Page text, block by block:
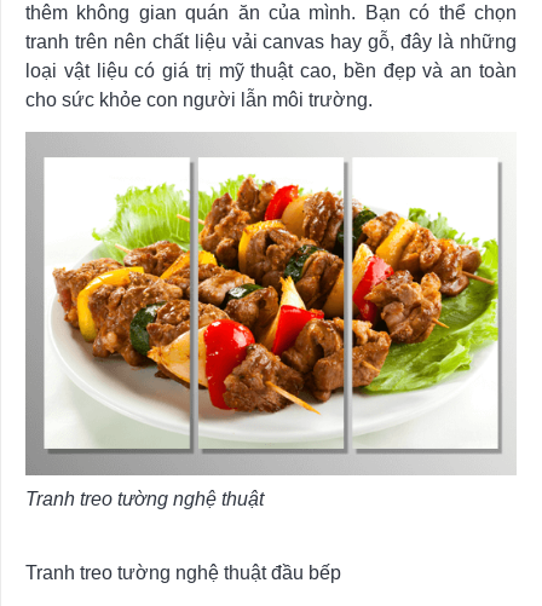
thêm không gian quán ăn của mình. Bạn có thể chọn
tranh trên nên chất liệu vải canvas hay gỗ, đây là những
loại vật liệu có giá trị mỹ thuật cao, bền đẹp và an toàn
cho sức khỏe con người lẫn môi trường.
Tranh treo tường nghệ thuật
Tranh treo tường nghệ thuật đầu bếp